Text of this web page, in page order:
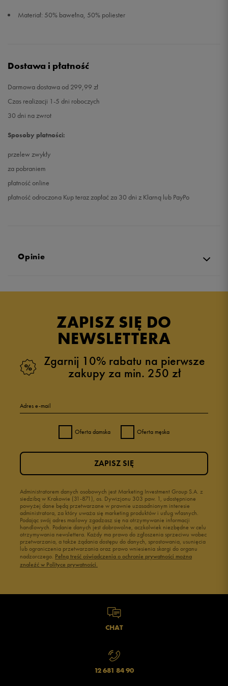
Materiał: 50% bawełna, 50% poliester
Dostawa i płatność
Darmowa dostawa od 299,99 zł
Czas realizacji 1-5 dni roboczych
30 dni na zwrot
Sposoby płatności:
przelew zwykły
za pobraniem
płatność online
płatność odroczona Kup teraz zapłać za 30 dni z Klarną lub PayPo
Opinie
ZAPISZ SIĘ DO
NEWSLETTERA
Zgarnij 10% rabatu na pierwsze
zakupy za min. 250 zł
Adres e-mail
Oferta damska Oferta męska
Administratorem danych osobowych jest Marketing Investment Group S.A. z
siedzibą w Krakowie (31-871), os. Dywizjonu 303 paw. 1, udostępnione
powyżej dane będą przetwarzane w prawnie uzasadnionym interesie
administratora, za który uważa się marketing produktów i usług własnych.
Podając swój adres mailowy zgadzasz się na otrzymywanie informacji
handlowych. Podanie danych jest dobrowolne, aczkolwiek niezbędne w celu
otrzymywania newslettera. Każdy ma prawo do zgłoszenia sprzeciwu wobec
przetwarzania, a także żądania dostępu do danych, sprostowania, usunięcia
lub ograniczenia przetwarzania oraz prawo wniesienia skargi do organu
nadzorczego. Pełną treść oświadczenia o ochronie prywatności można
znaleźć w Polityce prywatności.
ZAPISZ SIĘ
CHAT
12 681 84 90